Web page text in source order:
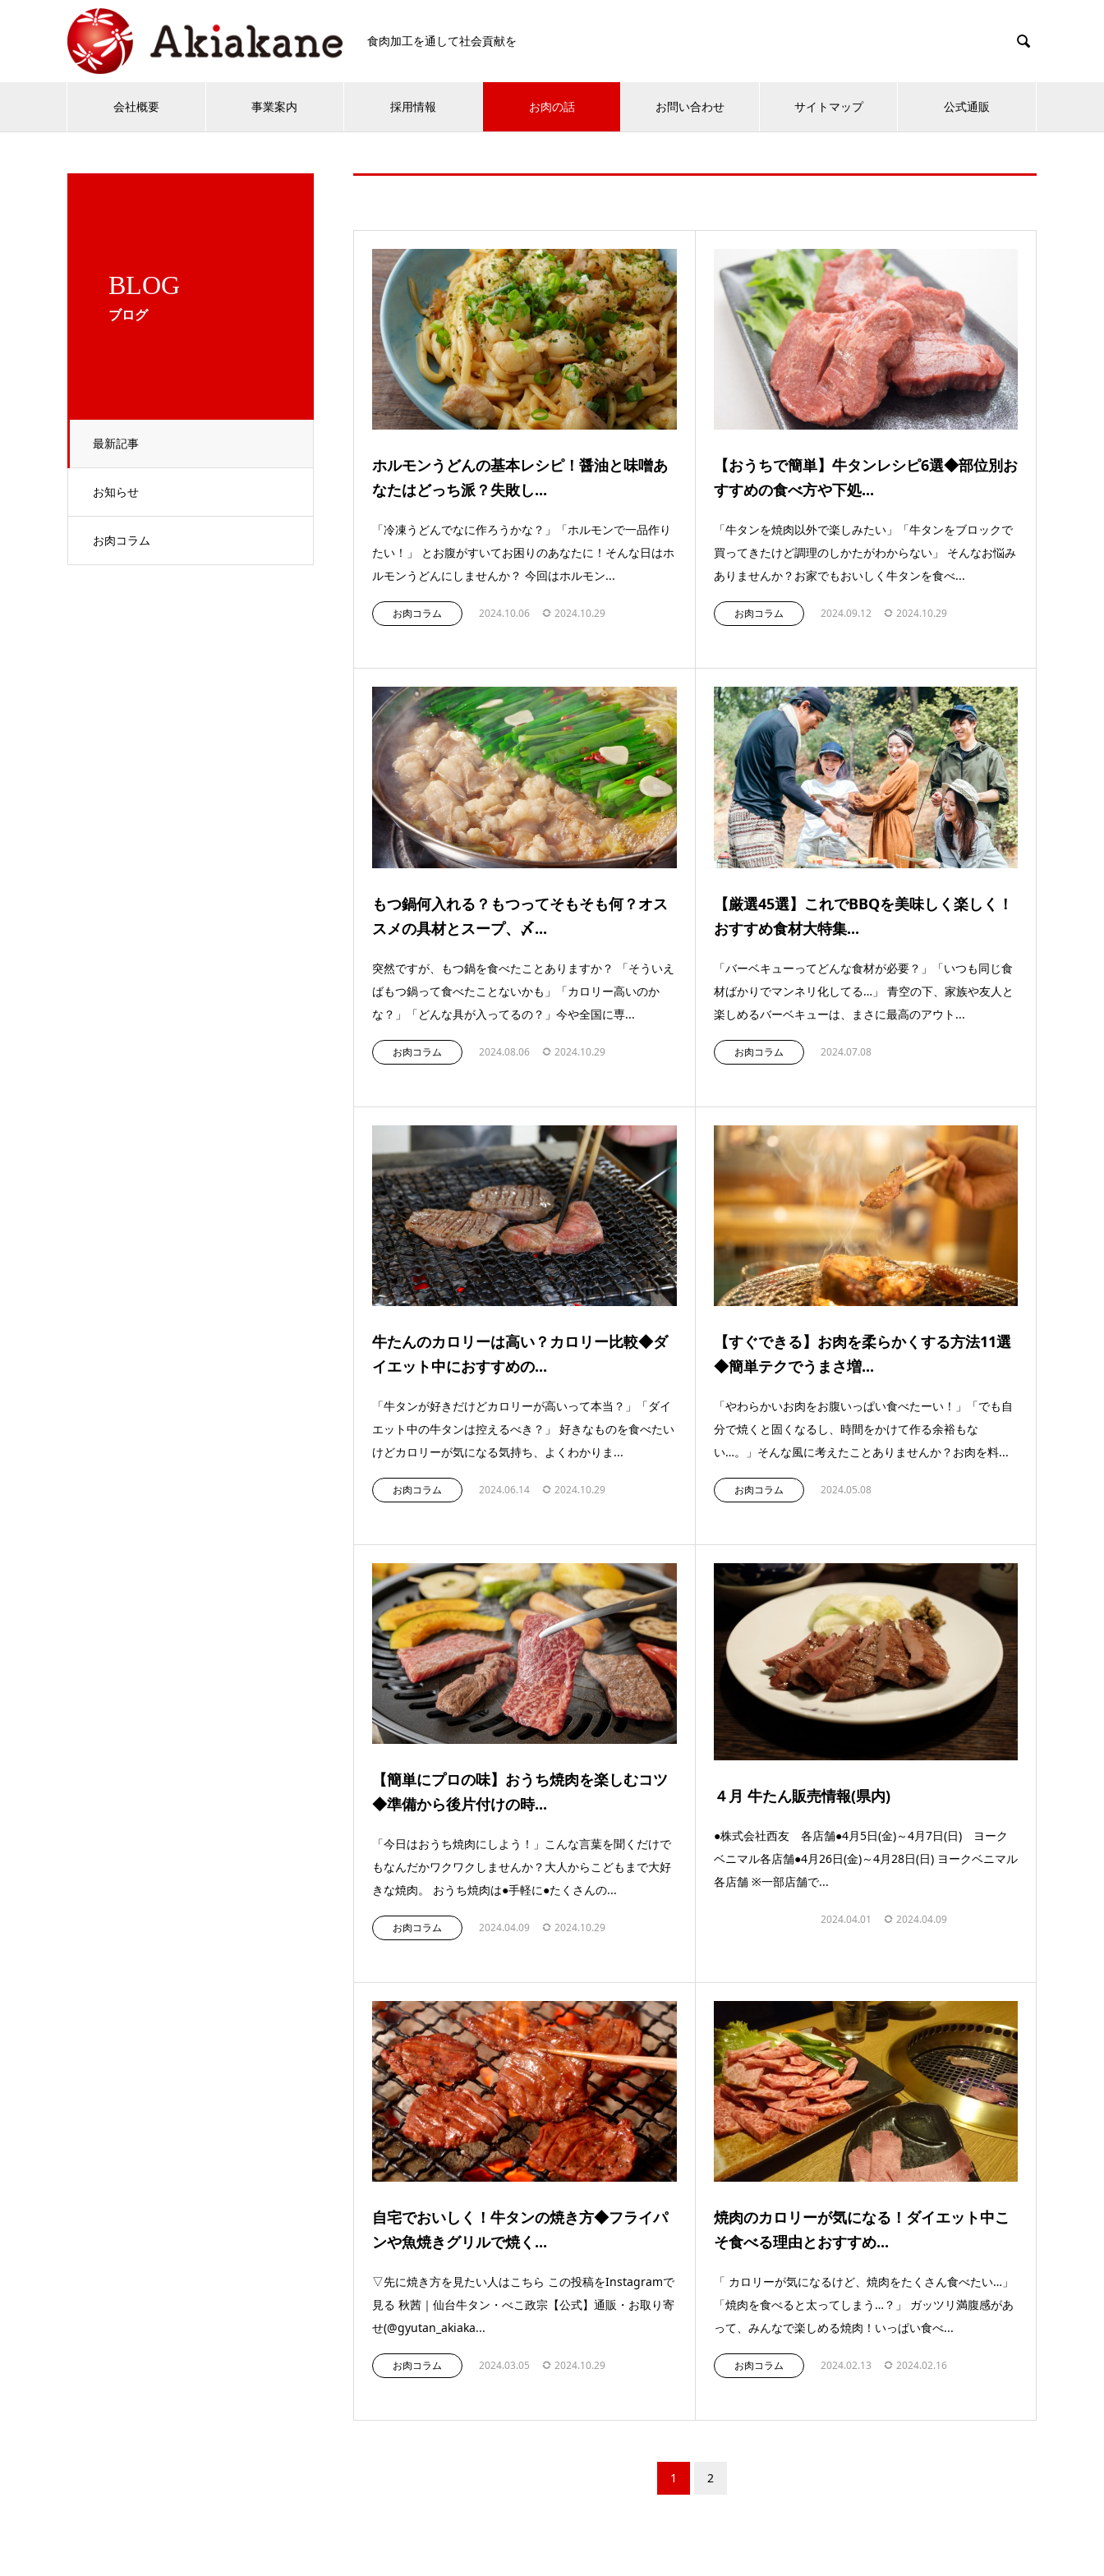
食肉加工を通して社会貢献を 
会社概要 事業案内 採用情報 お肉の話 お問い合わせ サイトマップ 公式通販
BLOG
ブログ
最新記事
お知らせ
お肉コラム
ホルモンうどんの基本レシピ！醤油と味噌あ
なたはどっち派？失敗し...
「冷凍うどんでなに作ろうかな？」「ホルモンで一品作り
たい！」 とお腹がすいてお困りのあなたに！そんな日はホ
ルモンうどんにしませんか？ 今回はホルモン...
お肉コラム 2024.10.06 2024.10.29
【おうちで簡単】牛タンレシピ6選◆部位別お
すすめの食べ方や下処...
「牛タンを焼肉以外で楽しみたい」「牛タンをブロックで
買ってきたけど調理のしかたがわからない」 そんなお悩み
ありませんか？お家でもおいしく牛タンを食べ...
お肉コラム 2024.09.12 2024.10.29
もつ鍋何入れる？もつってそもそも何？オス
スメの具材とスープ、〆...
突然ですが、もつ鍋を食べたことありますか？ 「そういえ
ばもつ鍋って食べたことないかも」「カロリー高いのか
な？」「どんな具が入ってるの？」今や全国に専...
お肉コラム 2024.08.06 2024.10.29
【厳選45選】これでBBQを美味しく楽しく！
おすすめ食材大特集...
「バーベキューってどんな食材が必要？」「いつも同じ食
材ばかりでマンネリ化してる…」 青空の下、家族や友人と
楽しめるバーベキューは、まさに最高のアウト...
お肉コラム 2024.07.08
牛たんのカロリーは高い？カロリー比較◆ダ
イエット中におすすめの...
「牛タンが好きだけどカロリーが高いって本当？」「ダイ
エット中の牛タンは控えるべき？」 好きなものを食べたい
けどカロリーが気になる気持ち、よくわかりま...
お肉コラム 2024.06.14 2024.10.29
【すぐできる】お肉を柔らかくする方法11選
◆簡単テクでうまさ増...
「やわらかいお肉をお腹いっぱい食べたーい！」「でも自
分で焼くと固くなるし、時間をかけて作る余裕もな
い…。」そんな風に考えたことありませんか？お肉を料...
お肉コラム 2024.05.08
【簡単にプロの味】おうち焼肉を楽しむコツ
◆準備から後片付けの時...
「今日はおうち焼肉にしよう！」こんな言葉を聞くだけで
もなんだかワクワクしませんか？大人からこどもまで大好
きな焼肉。 おうち焼肉は●手軽に●たくさんの...
お肉コラム 2024.04.09 2024.10.29
４月 牛たん販売情報(県内)
●株式会社西友 各店舗●4月5日(金)～4月7日(日) ヨーク
ベニマル各店舗●4月26日(金)～4月28日(日) ヨークベニマル
各店舗 ※一部店舗で...
2024.04.01 2024.04.09
自宅でおいしく！牛タンの焼き方◆フライパ
ンや魚焼きグリルで焼く...
▽先に焼き方を見たい人はこちら この投稿をInstagramで
見る 秋茜｜仙台牛タン・べこ政宗【公式】通販・お取り寄
せ(@gyutan_akiaka...
お肉コラム 2024.03.05 2024.10.29
焼肉のカロリーが気になる！ダイエット中こ
そ食べる理由とおすすめ...
「 カロリーが気になるけど、焼肉をたくさん食べたい…」
「焼肉を食べると太ってしまう…？」 ガッツリ満腹感があ
って、みんなで楽しめる焼肉！いっぱい食べ...
お肉コラム 2024.02.13 2024.02.16
1 2